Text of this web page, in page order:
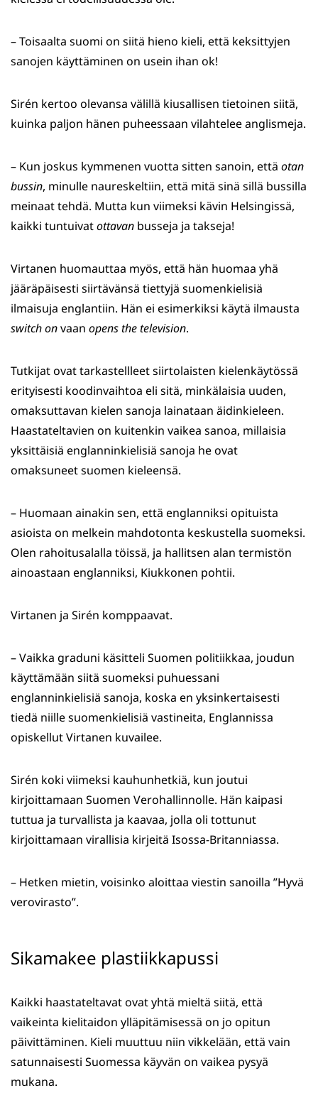
– Toisaalta suomi on siitä hieno kieli, että keksittyjen
sanojen käyttäminen on usein ihan ok!
Sirén kertoo olevansa välillä kiusallisen tietoinen siitä,
kuinka paljon hänen puheessaan vilahtelee anglismeja.
– Kun joskus kymmenen vuotta sitten sanoin, että otan
bussin, minulle naureskeltiin, että mitä sinä sillä bussilla
meinaat tehdä. Mutta kun viimeksi kävin Helsingissä,
kaikki tuntuivatottavan busseja ja takseja!
Virtanen huomauttaa myös, että hän huomaa yhä
jääräpäisesti siirtävänsä tiettyjä suomenkielisiä
ilmaisuja englantiin. Hän ei esimerkiksi käytä ilmausta
switchonvaan opens the television.
Tutkijat ovat tarkastellleet siirtolaisten kielenkäytössä
erityisesti koodinvaihtoa eli sitä, minkälaisia uuden,
omaksuttavan kielen sanoja lainataan äidinkieleen.
Haastateltavien on kuitenkin vaikea sanoa, millaisia
yksittäisiä englanninkielisiä sanoja he ovat
omaksuneet suomen kieleensä.
– Huomaan ainakin sen, että englanniksi opituista
asioista on melkein mahdotonta keskustella suomeksi.
Olen rahoitusalalla töissä, ja hallitsen alan termistön
ainoastaan englanniksi, Kiukkonen pohtii.
Virtanen ja Sirén komppaavat.
– Vaikka graduni käsitteli Suomen politiikkaa, joudun
käyttämään siitä suomeksi puhuessani
englanninkielisiä sanoja, koska en yksinkertaisesti
tiedä niille suomenkielisiä vastineita, Englannissa
opiskellut Virtanen kuvailee.
Sirén koki viimeksi kauhunhetkiä, kun joutui
kirjoittamaan Suomen Verohallinnolle. Hän kaipasi
tuttua ja turvallista ja kaavaa, jolla oli tottunut
kirjoittamaan virallisia kirjeitä Isossa-Britanniassa.
– Hetken mietin, voisinko aloittaa viestin sanoilla ”Hyvä
verovirasto”.
Sikamakee plastiikkapussi
Kaikki haastateltavat ovat yhtä mieltä siitä, että
vaikeinta kielitaidon ylläpitämisessä on jo opitun
päivittäminen. Kieli muuttuu niin vikkelään, että vain
satunnaisesti Suomessa käyvän on vaikea pysyä
mukana.